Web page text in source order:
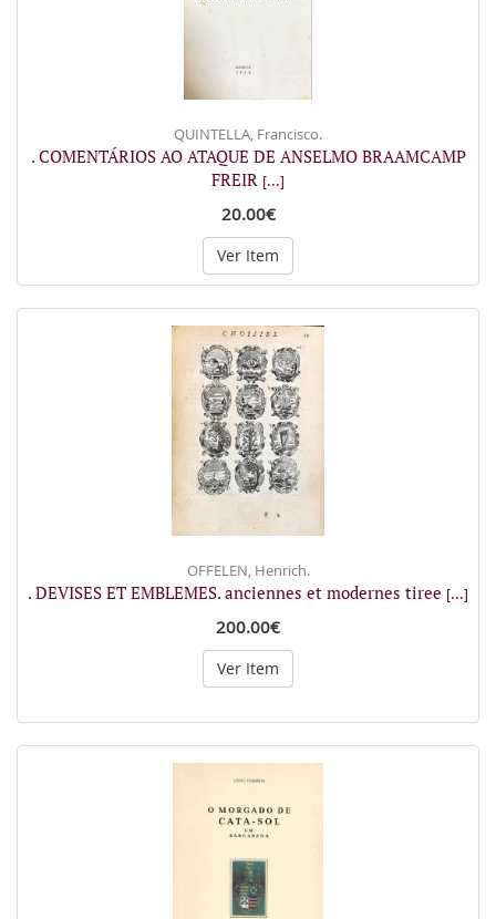
QUINTELLA, Francisco.
. COMENTÁRIOS AO ATAQUE DE ANSELMO BRAAMCAMP
FREIR [...]
20.00€
Ver Item
OFFELEN, Henrich.
. DEVISES ET EMBLEMES. anciennes et modernes tiree [...]
200.00€
Ver Item